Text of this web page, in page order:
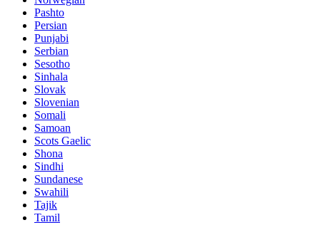
Pashto
Persian
Punjabi
Serbian
Sesotho
Sinhala
Slovak
Slovenian
Somali
Samoan
Scots Gaelic
Shona
Sindhi
Sundanese
Swahili
Tajik
Tamil